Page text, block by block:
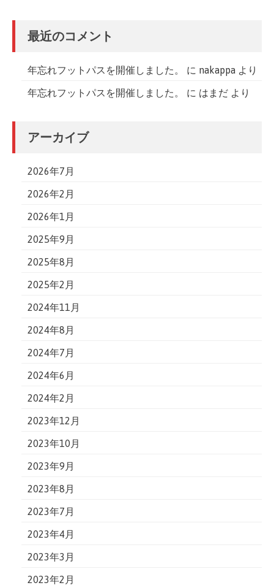
最近のコメント
年忘れフットパスを開催しました。 に nakappa より
年忘れフットパスを開催しました。 に はまだ より
アーカイブ
2026年7月
2026年2月
2026年1月
2025年9月
2025年8月
2025年2月
2024年11月
2024年8月
2024年7月
2024年6月
2024年2月
2023年12月
2023年10月
2023年9月
2023年8月
2023年7月
2023年4月
2023年3月
2023年2月